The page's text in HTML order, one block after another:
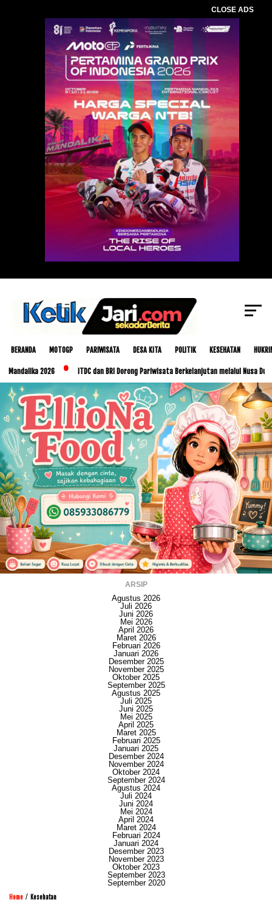
CLOSE ADS
BERANDA MOTOGP PARIWISATA DESA KITA POLITIK KESEHATAN
2026 ITDC dan BRI Dorong Pariwisata Berkelanjutan melalui Nusa Dua Eco
ARSIP
Agustus 2026
Juli 2026
Juni 2026
Mei 2026
April 2026
Maret 2026
Februari 2026
Januari 2026
Desember 2025
November 2025
Oktober 2025
September 2025
Agustus 2025
Juli 2025
Juni 2025
Mei 2025
April 2025
Maret 2025
Februari 2025
Januari 2025
Desember 2024
November 2024
Oktober 2024
September 2024
Agustus 2024
Juli 2024
Juni 2024
Mei 2024
April 2024
Maret 2024
Februari 2024
Januari 2024
Desember 2023
November 2023
Oktober 2023
September 2023
September 2020
Home / Kesehatan